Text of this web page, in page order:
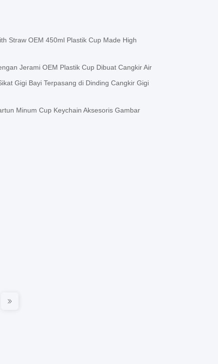
Straw OEM 450ml Plastik Cup Made High
Jerami OEM Plastik Cup Dibuat Cangkir Air
Gigi Bayi Terpasang di Dinding Cangkir Gigi
Minum Cup Keychain Aksesoris Gambar